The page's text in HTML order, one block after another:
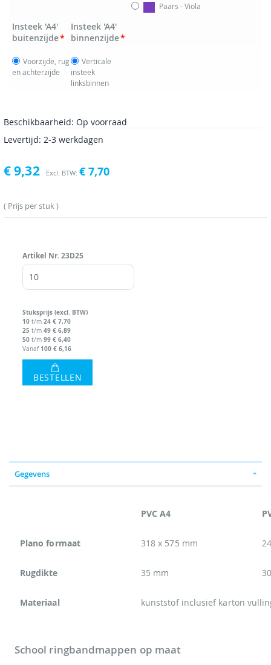
Paars - Viola
Insteek 'A4'
buitenzijde
Voorzijde, rug
en achterzijde
Insteek 'A4'
binnenzijde
Verticale
insteek
linksbinnen
Beschikbaarheid: Op voorraad
Levertijd: 2-3 werkdagen
€ 9,32 € 7,70
Prijs per stuk
Artikel Nr.23D25
Stuksprijs (excl. BTW)
10 t/m 24 € 7,70
25 t/m 49 € 6,89
50 t/m 99 € 6,40
Vanaf 100 € 6,16
BESTELLEN
Gegevens
PVC A4
Plano formaat 318 x 575 mm
Rugdikte 35 mm
Materiaal kunststof inclusief karton
School ringbandmappen op maat